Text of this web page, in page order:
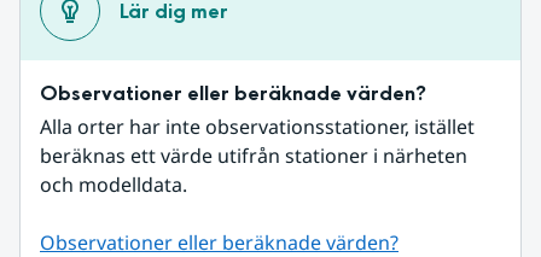
Lär dig mer
Observationer eller beräknade värden?
Alla orter har inte observationsstationer, istället
beräknas ett värde utifrån stationer i närheten
och modelldata.
Observationer eller beräknade värden?